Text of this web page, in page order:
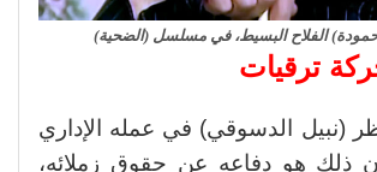
الفلاح البسيط، في مسلسل (الضحية)
ترقيات
(نبيل الدسوقي) في عمله الإداري
ذلك هو دفاعه عن حقوق زملائه،